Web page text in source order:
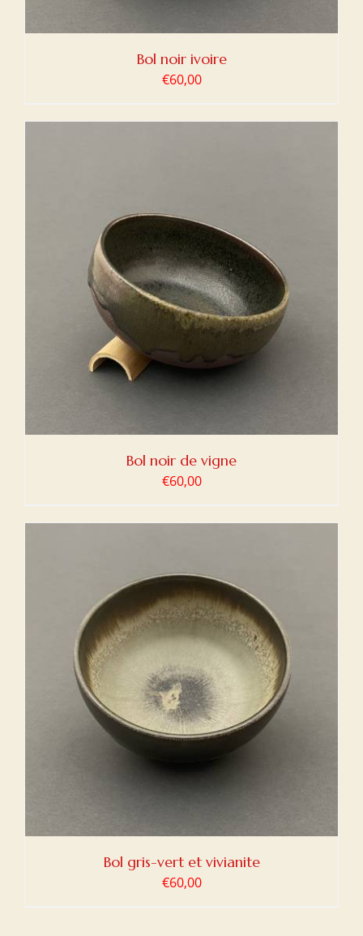
Bol noir ivoire
€60,00
Bol noir de vigne
€60,00
Bol gris-vert et vivianite
€60,00